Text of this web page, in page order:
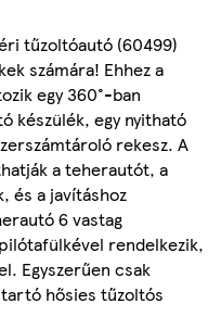
tűzoltóautó (60499)
számára! Ehhez a
egy 360°-ban
készülék, egy nyitható
rekesz. A
a teherautót, a
és a javításhoz
6 vastag
rendelkezik,
Egyszerűen csak
hősies tűzoltós